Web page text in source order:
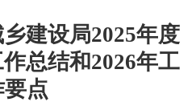
建设局2025年度
总结和2026年工
点